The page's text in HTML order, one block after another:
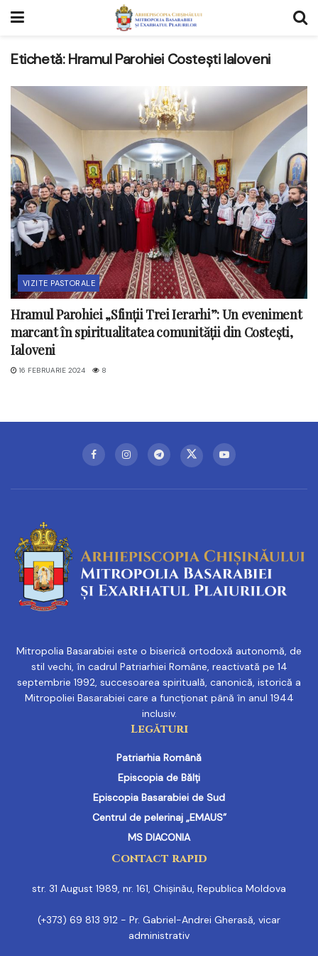
Etichetă:Hramul Parohiei Costești Ialoveni
VIZITE PASTORALE
Hramul Parohiei „Sfinții Trei Ierarhi”: Un eveniment
marcant în spiritualitatea comunității din Costești,
Ialoveni
16 FEBRUARIE 2024 8
Mitropolia Basarabiei este o biserică ortodoxă autonomă, de
stil vechi, în cadrul Patriarhiei Române, reactivată pe 14
septembrie 1992, succesoarea spirituală, canonică, istorică a
Mitropoliei Basarabiei care a funcționat până în anul 1944
inclusiv.
Legături
Patriarhia Română
Episcopia de Bălți
Episcopia Basarabiei de Sud
Centrul de pelerinaj „EMAUS”
MS DIACONIA
Contact rapid
str. 31 August 1989, nr. 161, Chișinău, Republica Moldova
(+373) 69 813 912 - Pr. Gabriel-Andrei Gherasă, vicar
administrativ